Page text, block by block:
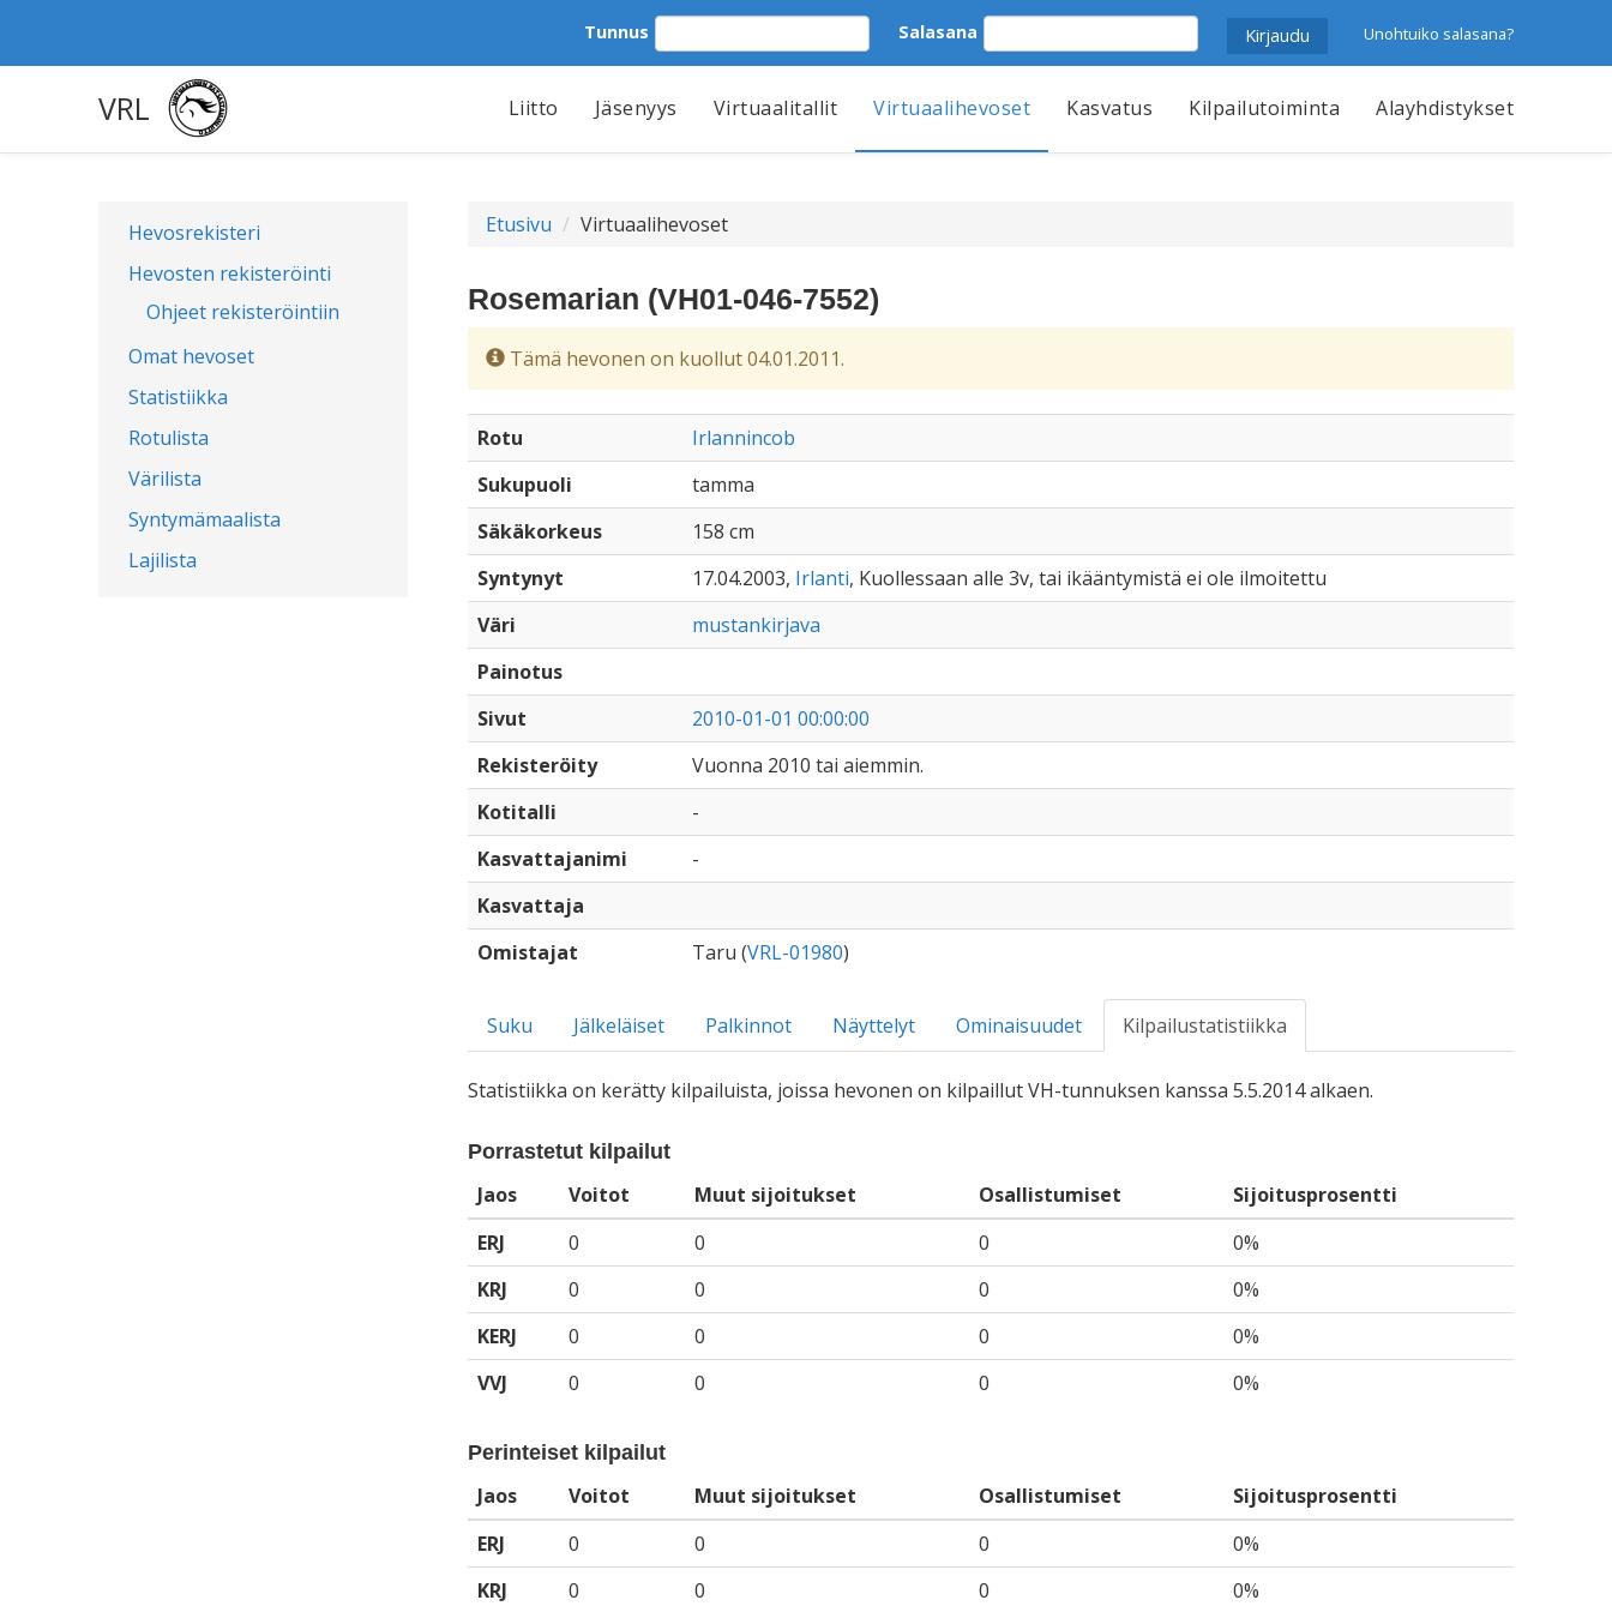
Tunnus Salasana Unohtuiko salasana?
VRL Liitto Jäsenyys Virtuaalitallit Virtuaalihevoset Kasvatus Kilpailutoiminta Alayhdistykset
Hevosrekisteri
Hevosten rekisteröinti
Ohjeet rekisteröintiin
Omat hevoset
Statistiikka
Rotulista
Värilista
Syntymämaalista
Lajilista
Etusivu Virtuaalihevoset
Rosemarian (VH01-046-7552)
Tämä hevonen on kuollut 04.01.2011.
Rotu
Irlannincob
Sukupuoli
tamma
Säkäkorkeus
158 cm
Syntynyt
17.04.2003, Irlanti, Kuollessaan alle 3v, tai ikääntymistä ei ole ilmoitettu
Väri
mustankirjava
Painotus
Sivut
2010-01-01 00:00:00
Rekisteröity
Vuonna 2010 tai aiemmin.
Kotitalli
-
Kasvattajanimi
-
Kasvattaja
Omistajat
Taru (VRL-01980)
Suku Jälkeläiset Palkinnot Näyttelyt Ominaisuudet Kilpailustatistiikka
Statistiikka on kerätty kilpailuista, joissa hevonen on kilpaillut VH-tunnuksen kanssa 5.5.2014 alkaen.
Porrastetut kilpailut
Jaos Voitot Muut sijoitukset Osallistumiset
Sijoitusprosentti
ERJ
0 0 0
0%
KRJ
0 0 0
0%
KERJ
0 0 0
0%
VVJ
0 0 0 0%
Perinteiset kilpailut
Jaos Voitot Muut sijoitukset Osallistumiset
Sijoitusprosentti
ERJ
0 0 0
0%
KRJ
0 0 0 0%